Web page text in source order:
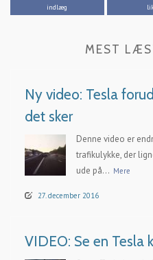
indlæg
MEST
Ny video: Tesla
det sker
Denne video er
trafikulykke, der
ude på... Mere
27. december 2016
VIDEO: Se en Tesla